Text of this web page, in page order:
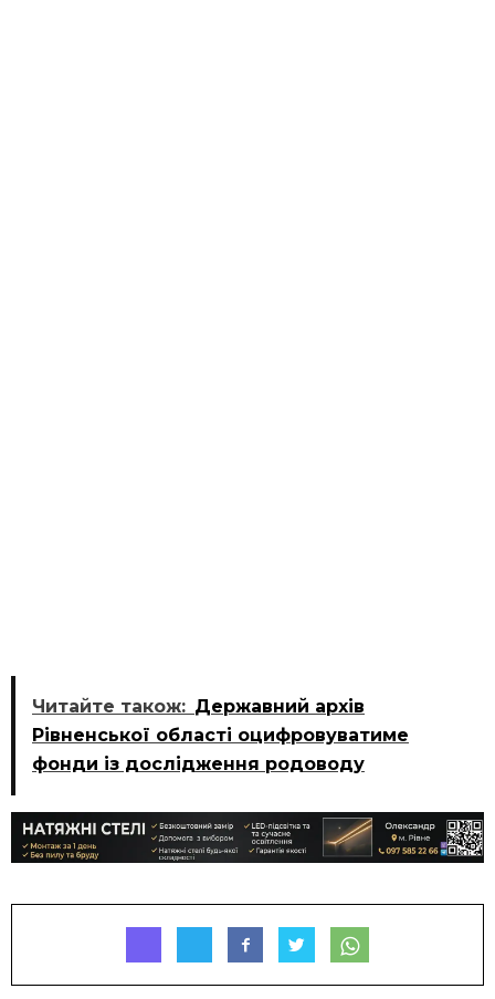
Читайте також: Державний архів
Рівненської області оцифровуватиме
фонди із дослідження родоводу